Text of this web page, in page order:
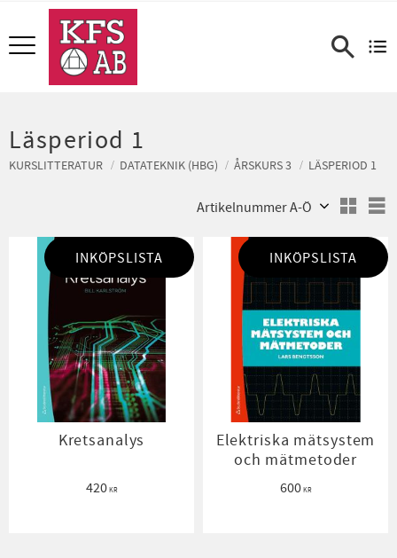
Meny
Läsperiod 1
KURSLITTERATUR DATATEKNIK (HBG) ÅRSKURS 3 LÄSPERIOD 1
Kretsanalys
420KR
INKÖPSLISTA
Elektriska mätsystem
och mätmetoder
600KR
INKÖPSLISTA